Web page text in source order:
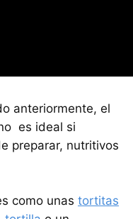
anteriormente, el
es ideal si
preparar, nutritivos
como unas tortitas